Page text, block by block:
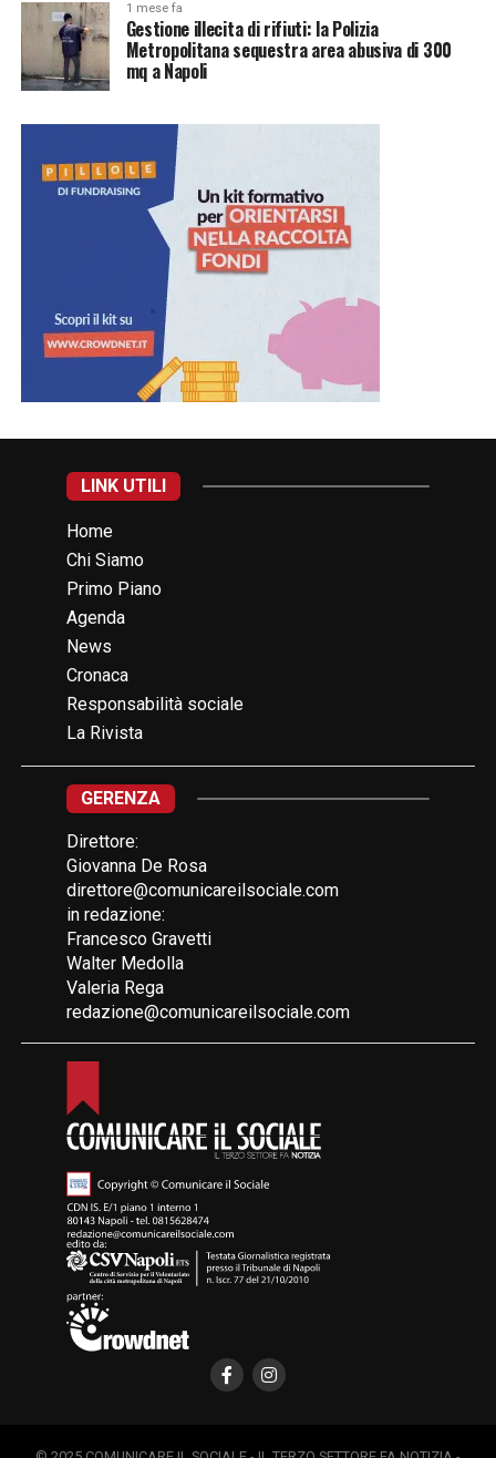
1 mese fa
Gestione illecita di rifiuti: la Polizia
Metropolitana sequestra area abusiva di 300
mq a Napoli
LINK UTILI
Home
Chi Siamo
Primo Piano
Agenda
News
Cronaca
Responsabilità sociale
La Rivista
GERENZA
Direttore:
Giovanna De Rosa
direttore@comunicareilsociale.com
in redazione:
Francesco Gravetti
Walter Medolla
Valeria Rega
redazione@comunicareilsociale.com